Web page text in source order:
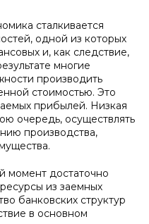
сталкивается
одной из которых
и, как следствие,
многие
производить
стоимостью. Это
прибылей. Низкая
очередь, осуществлять
производства,
момент достаточно
из заемных
банковских структур
в основном